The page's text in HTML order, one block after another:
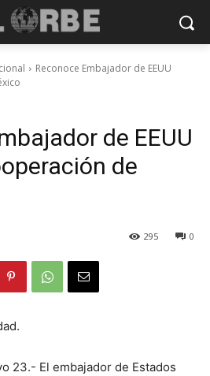
Reconoce Embajador de EEUU
de EEUU
de
0
295
23.- El embajador de Estados